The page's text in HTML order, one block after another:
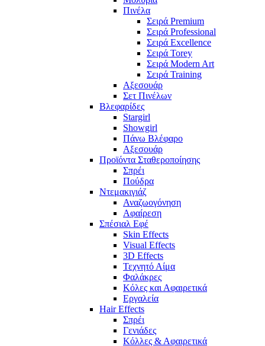
Πινέλα
Σειρά Premium
Σειρά Professional
Σειρά Excellence
Σειρά Torey
Σειρά Modern Art
Σειρά Training
Αξεσουάρ
Σετ Πινέλων
Βλεφαρίδες
Stargirl
Showgirl
Πάνω Βλέφαρο
Αξεσουάρ
Προϊόντα Σταθεροποίησης
Σπρέι
Πούδρα
Ντεμακιγιάζ
Αναζωογόνηση
Αφαίρεση
Σπέσιαλ Εφέ
Skin Effects
Visual Effects
3D Effects
Τεχνητό Αίμα
Φαλάκρες
Κόλες και Αφαιρετικά
Εργαλεία
Hair Effects
Σπρέι
Γενιάδες
Κόλλες & Αφαιρετικά